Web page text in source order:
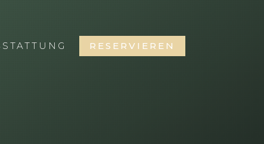
RESERVIEREN